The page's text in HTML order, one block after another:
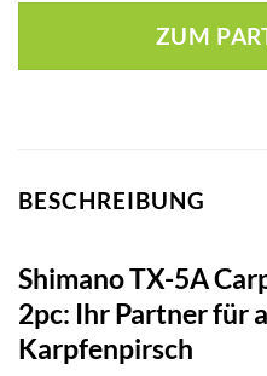
war:
ZUM
BESCHREIBUNG
Shimano TX-5A
2pc: Ihr Partner für
Karpfenpirsch